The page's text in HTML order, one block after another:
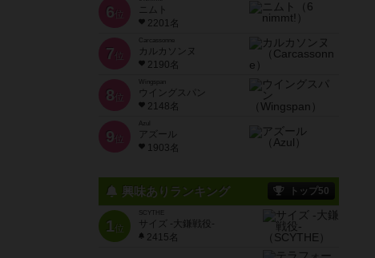
6 位
ニムト
2201名
7 位
Carcassonne
カルカソンヌ
2190名
8 位
Wingspan
ウイングスパン
2148名
9 位
Azul
アズール
1903名
興味ありランキング トップ50
1位
SCYTHE
サイズ -大鎌戦役-
2415名